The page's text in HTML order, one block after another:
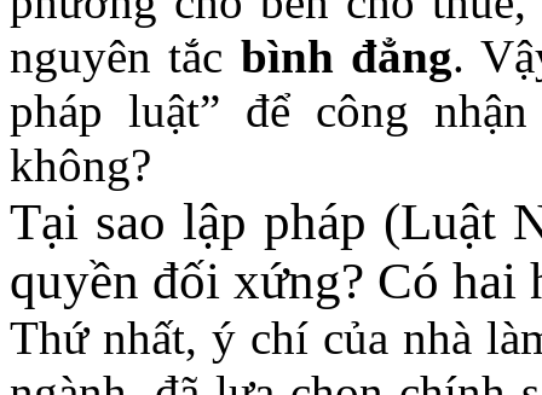
nguyên tắc bình đẳng.
pháp luật” để công
không?
Tại sao lập pháp (Luật
quyền đối xứng? Có
Thứ nhất, ý chí của nhà